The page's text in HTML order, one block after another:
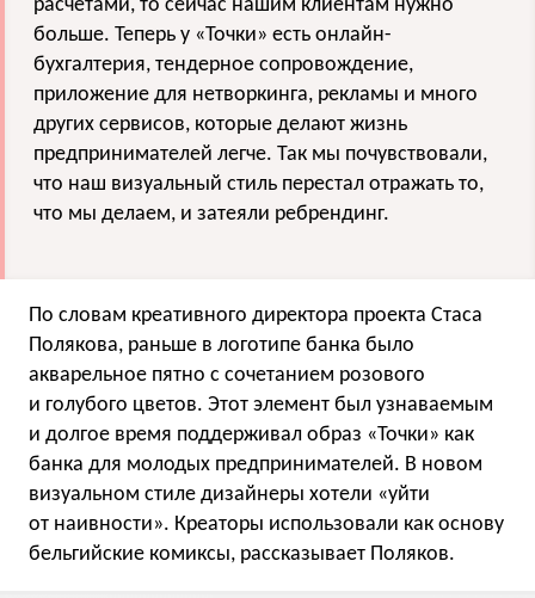
расчётами, то сейчас нашим клиентам нужно
больше. Теперь у «Точки» есть онлайн-
бухгалтерия, тендерное сопровождение,
приложение для нетворкинга, рекламы и много
других сервисов, которые делают жизнь
предпринимателей легче. Так мы почувствовали,
что наш визуальный стиль перестал отражать то,
что мы делаем, и затеяли ребрендинг.
По словам креативного директора проекта Стаса
Полякова, раньше в логотипе банка было
акварельное пятно с сочетанием розового
и голубого цветов. Этот элемент был узнаваемым
и долгое время поддерживал образ «Точки» как
банка для молодых предпринимателей. В новом
визуальном стиле дизайнеры хотели «уйти
от наивности». Креаторы использовали как основу
бельгийские комиксы, рассказывает Поляков.